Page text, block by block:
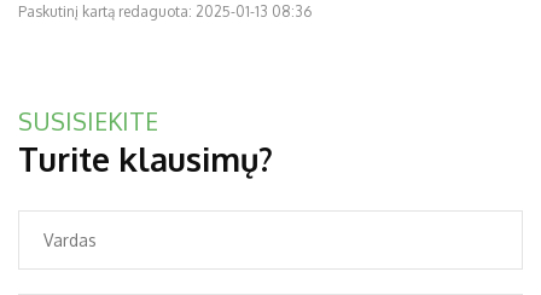
Paskutinį kartą redaguota: 2025-01-13 08:36
SUSISIEKITE
Turite klausimų?